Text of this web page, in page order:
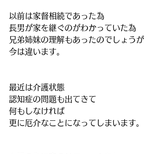
以前は家督相続であった為
長男が家を継ぐのがわかっていた為
兄弟姉妹の理解もあったのでしょうが
今は違います。
最近は介護状態
認知症の問題も出てきて
何もしなければ
更に厄介なことになってしまいます。